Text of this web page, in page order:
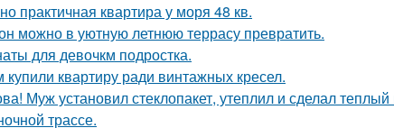
практичная квартира у моря 48 кв.
можно в уютную летнюю террасу превратить.
для девочкм подростка.
квартиру ради винтажных кресел.
Муж установил стеклопакет, утеплил и сделал
трассе.